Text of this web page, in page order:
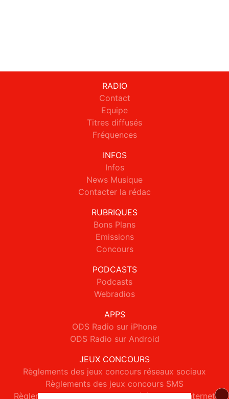
RADIO
Contact
Equipe
Titres diffusés
Fréquences
INFOS
Infos
News Musique
Contacter la rédac
RUBRIQUES
Bons Plans
Emissions
Concours
PODCASTS
Podcasts
Webradios
APPS
ODS Radio sur iPhone
ODS Radio sur Android
JEUX CONCOURS
Règlements des jeux concours réseaux sociaux
Règlements des jeux concours SMS
Règlements des jeux concours téléphone et internet